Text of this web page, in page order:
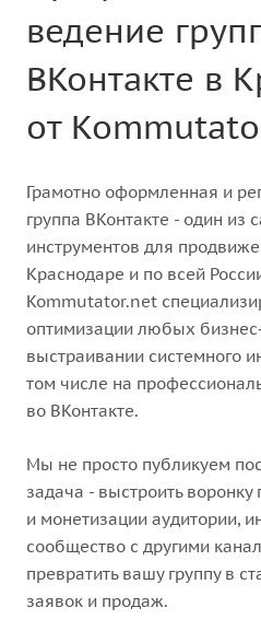
ведение
ВКонтакте в
от
Грамотно оформленная и
группа ВКонтакте - один
инструментов для
Краснодаре и по всей
Kommutator.net
оптимизации любых
выстраивании системного
том числе на
во ВКонтакте.
Мы не просто публикуем
задача - выстроить
и монетизации аудитории,
сообщество с другими
превратить вашу группу в
заявок и продаж.